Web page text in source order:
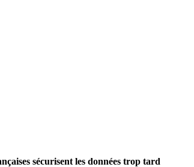
sécurisent les données trop tard